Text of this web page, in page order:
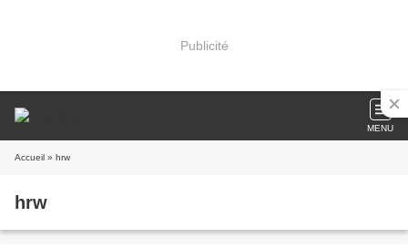
Publicité
MENU
Accueil » hrw
hrw